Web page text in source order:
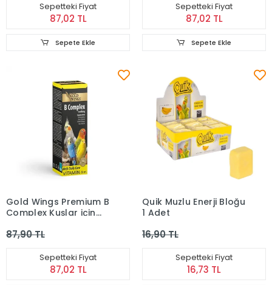
Sepetteki Fiyat
87,02 TL
Sepete Ekle
Sepetteki Fiyat
87,02 TL
Sepete Ekle
Gold Wings Premium B
Complex Kuşlar için
Vitamin
87,90 TL
Sepetteki Fiyat
87,02 TL
Quik Muzlu Enerji Bloğu
1 Adet
16,90 TL
Sepetteki Fiyat
16,73 TL